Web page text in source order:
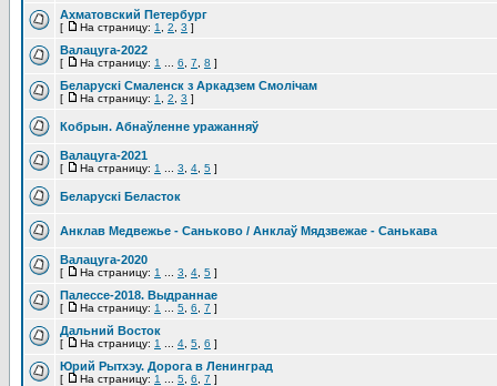
Ахматовский Петербург
[ На страницу: 1 2 3 ]
Валацуга-2022
[ На страницу: 1 6 7 8 ]
Беларускі Смаленск з Аркадзем Смолічам
[ На страницу: 1 2 3 ]
Кобрын. Абнаўленне уражанняў
Валацуга-2021
[ На страницу: 1 3 4 5 ]
Беларускі Беласток
Анклав Медвежье - Саньково / Анклаў Мядзвежае - Санькава
Валацуга-2020
[ На страницу: 1 3 4 5 ]
Палессе-2018. Выдраннае
[ На страницу: 1 5 6 7 ]
Дальний Восток
[ На страницу: 1 4 5 6 ]
Юрий Рытхэу. Дорога в Ленинград
[ На страницу: 1 5 6 7 ]